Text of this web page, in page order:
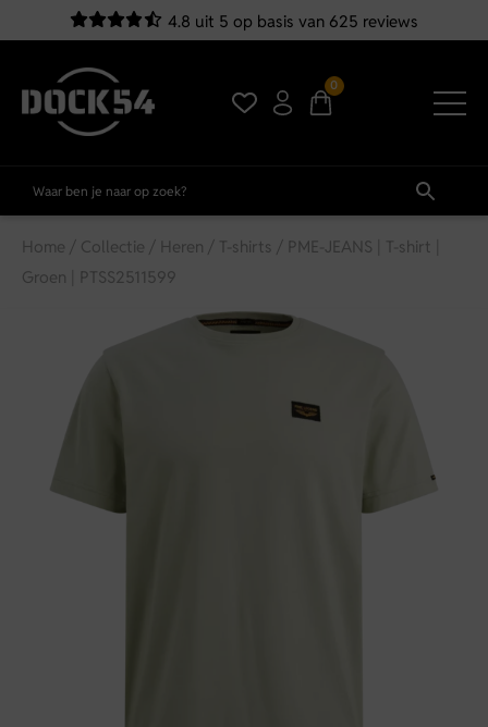
4.8 uit 5 op basis van 625 reviews
0
Home / Collectie / Heren / T-shirts / PME-JEANS | T-shirt |
Groen | PTSS2511599